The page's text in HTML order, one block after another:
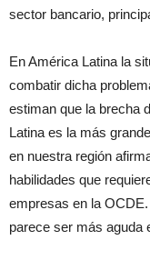
sector bancario,
En América Latina la
combatir dicha
estiman que la brecha
Latina es la más
en nuestra región
habilidades que
empresas en la
parece ser más aguda